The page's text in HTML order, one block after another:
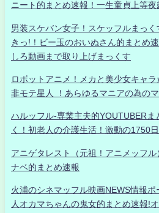
ニート的まとめ速報！一生童貞上等夜
男装スケバン女子！スケッフルまっく
きっ!！ビー玉のおいぬさん的まとめ
しろ動画まで取り上げまっくす
ロボットアニメ！メカと美少女キャラ
非モテ星人 ！あらゆるマニアの為の
ハルッフル-専業主夫的YOUTUBERま
く！初老人の介護生活！激動の1750日
アニゲタレスト（元祖！アニメッフ
ナベ的まとめ速報
火浦のシネマッフル映画NEWS情報
人オカマちゃんの鬼女的まとめ速報!